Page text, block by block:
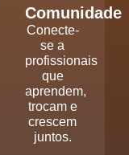
Comunidade
Conecte-
se a
profissionais
que
aprendem,
trocam e
crescem
juntos.